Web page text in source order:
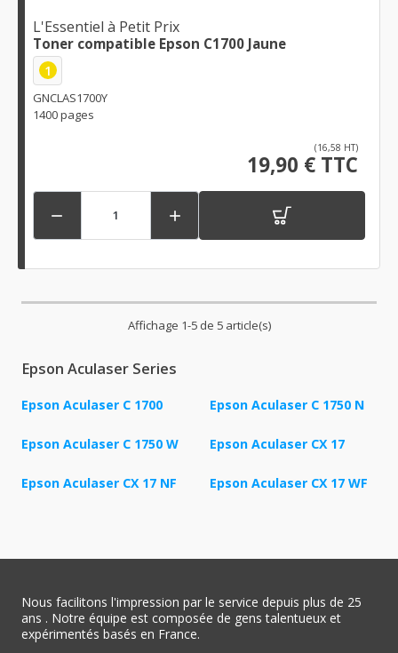
L'Essentiel à Petit Prix
Toner compatible Epson C1700 Jaune
1
GNCLAS1700Y
1400 pages
(16,58 HT)
19,90 € TTC
 
Affichage 1-5 de 5 article(s)
Epson Aculaser Series
Epson Aculaser C 1700 Epson Aculaser C 1750 N
Epson Aculaser C 1750 W Epson Aculaser CX 17
Epson Aculaser CX 17 NF Epson Aculaser CX 17 WF
Nous facilitons l'impression par le service depuis plus de 25
ans . Notre équipe est composée de gens talentueux et
expérimentés basés en France.